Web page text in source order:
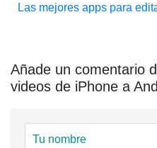
Las mejores apps para
Añade un comentario
videos de iPhone a